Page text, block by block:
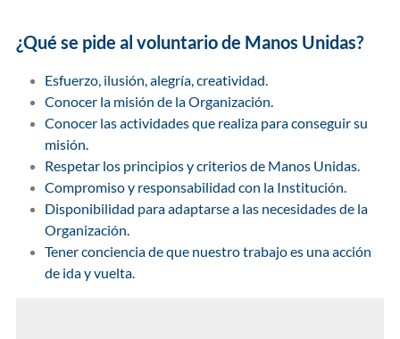
¿Qué se pide al voluntario de Manos Unidas?
Esfuerzo, ilusión, alegría, creatividad.
Conocer la misión de la Organización.
Conocer las actividades que realiza para conseguir su
misión.
Respetar los principios y criterios de Manos Unidas.
Compromiso y responsabilidad con la Institución.
Disponibilidad para adaptarse a las necesidades de la
Organización.
Tener conciencia de que nuestro trabajo es una acción
de ida y vuelta.